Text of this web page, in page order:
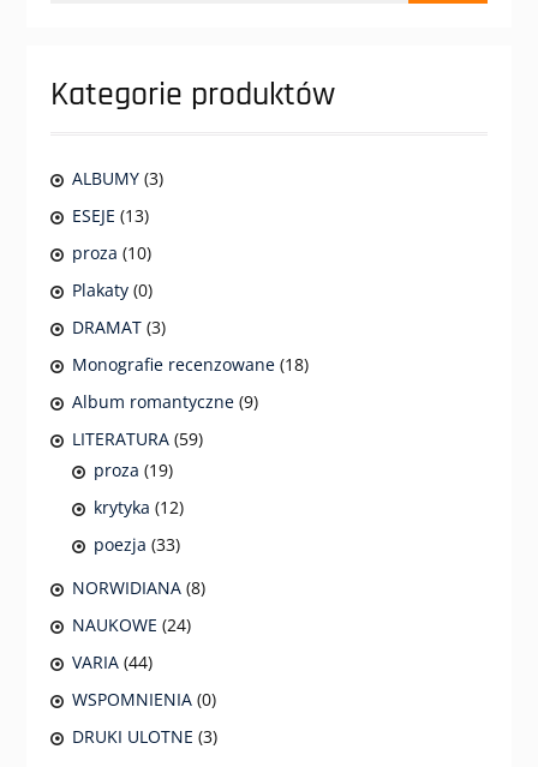
Kategorie produktów
ALBUMY (3)
ESEJE (13)
proza (10)
Plakaty (0)
DRAMAT (3)
Monografie recenzowane (18)
Album romantyczne (9)
LITERATURA (59)
proza (19)
krytyka (12)
poezja (33)
NORWIDIANA (8)
NAUKOWE (24)
VARIA (44)
WSPOMNIENIA (0)
DRUKI ULOTNE (3)